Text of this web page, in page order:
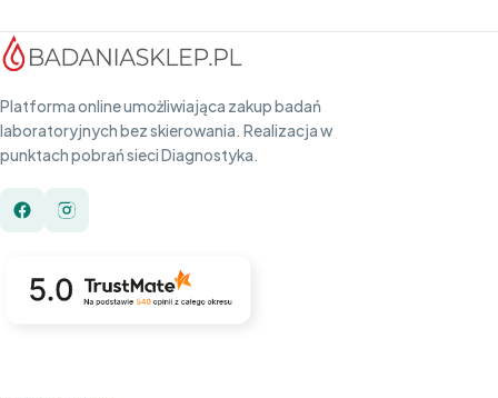
Platforma online umożliwiająca zakup badań
laboratoryjnych bez skierowania. Realizacja w
punktach pobrań sieci Diagnostyka.